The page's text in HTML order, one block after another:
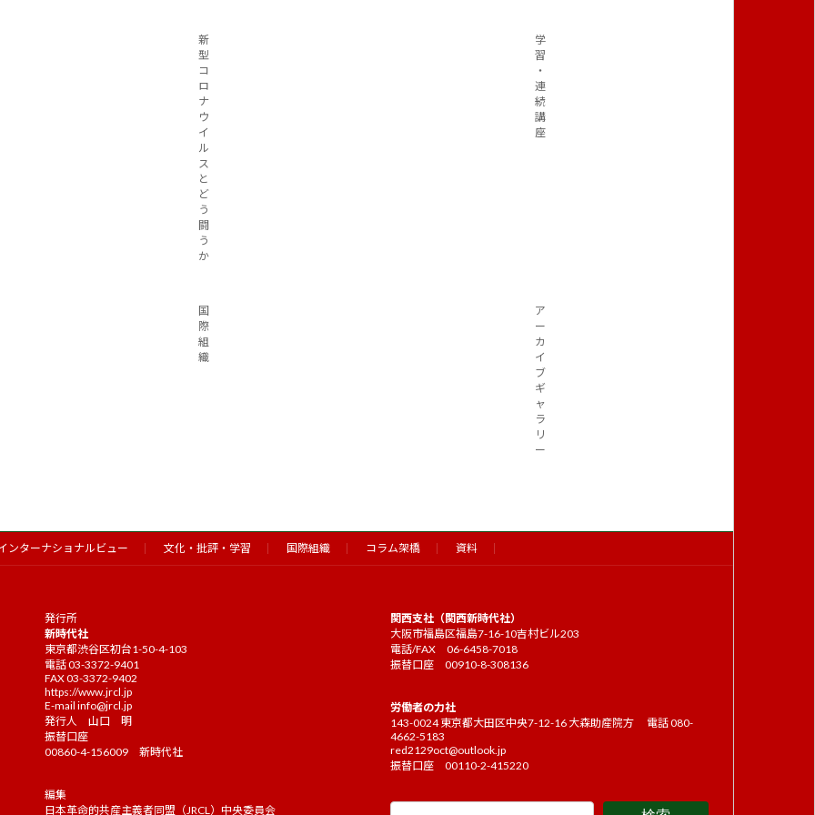
新
型
コ
ロ
ナ
ウ
イ
ル
ス
と
ど
う
闘
う
か
学
習
・
連
続
講
座
国
際
組
織
ア
ー
カ
イ
ブ
ギ
ャ
ラ
リ
ー
ンターナショナルビュー 文化・批評・学習 国際組織 コラム架橋 資料
発行所
新時代社
東京都渋谷区初台1-50-4-103
電話 03-3372-9401
FAX 03-3372-9402
https://www.jrcl.jp
E-mail info@jrcl.jp
発行人 山口 明
振替口座
00860-4-156009 新時代社
編集
日本革命的共産主義者同盟（JRCL）中央委員会
関西支社（関西新時代社）
大阪市福島区福島7-16-10吉村ビル203
電話/FAX 06-6458-7018
振替口座 00910-8-308136
労働者の力社
143-0024 東京都大田区中央7-12-16 大森助産院方 電話 080-
4662-5183
red2129oct@outlook.jp
振替口座 00110-2-415220